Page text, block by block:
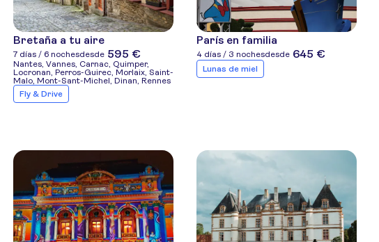
Bretaña a tu aire
7 días / 6 nochesdesde 595 €
Nantes, Vannes, Carnac, Quimper,
Locronan, Perros-Guirec, Morlaix, Saint-
Malo, Mont-Sant-Michel, Dinan, Rennes
Fly & Drive
París en familia
4 días / 3 nochesdesde 645 €
Lunas de miel